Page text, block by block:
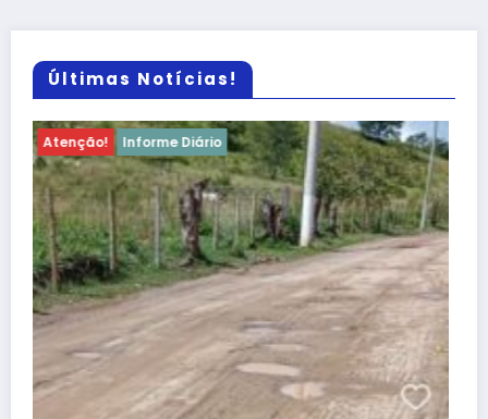
Últimas Notícias!
Atenção! Informe Diário
Atenção, Bom Jesus! Alerta sobre
dificuldades no Programa Farmácia Popular